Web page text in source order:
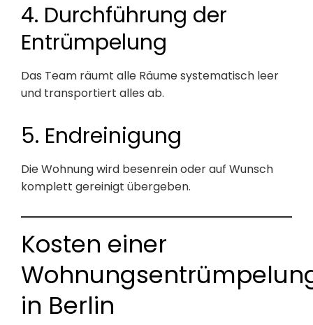
4. Durchführung der
Entrümpelung
Das Team räumt alle Räume systematisch leer
und transportiert alles ab.
5. Endreinigung
Die Wohnung wird besenrein oder auf Wunsch
komplett gereinigt übergeben.
Kosten einer
in Berlin